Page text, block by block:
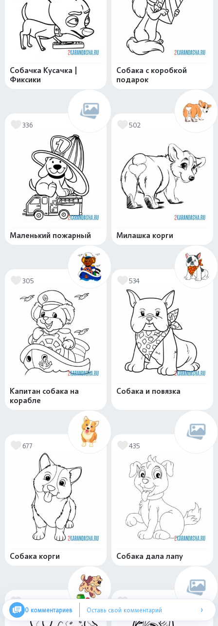
Собачка Кусачка |
Фиксики
Собака с коробкой
подарок
336
Маленький пожарный
502
Милашка корги
305
Капитан собака на
корабле
534
Собака и повязка
677
Собака корги
435
Собака дала лапу
657 579
0 комментариев Оставь свой комментарий ›